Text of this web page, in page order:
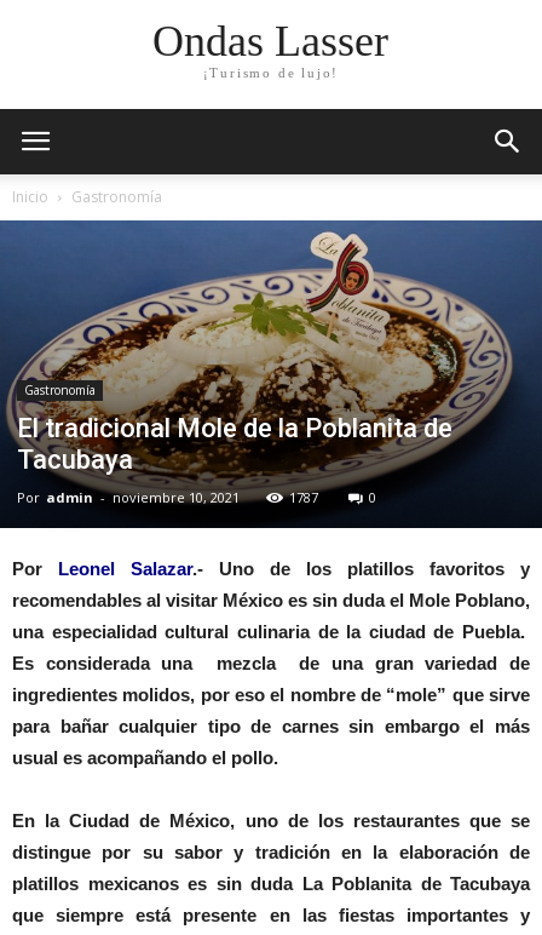
Ondas Lasser
¡Turismo de lujo!
Inicio Gastronomía
Gastronomía
El tradicional Mole de la Poblanita de
Tacubaya
Por admin - noviembre 10, 2021 1787 0
Por Leonel Salazar.- Uno de los platillos favoritos y
recomendables al visitar México es sin duda el Mole Poblano,
una especialidad cultural culinaria de la ciudad de Puebla.
Es considerada una mezcla de una gran variedad de
ingredientes molidos, por eso el nombre de “mole” que sirve
para bañar cualquier tipo de carnes sin embargo el más
usual es acompañando el pollo.
En la Ciudad de México, uno de los restaurantes que se
distingue por su sabor y tradición en la elaboración de
platillos mexicanos es sin duda La Poblanita de Tacubaya
que siempre está presente en las fiestas importantes y